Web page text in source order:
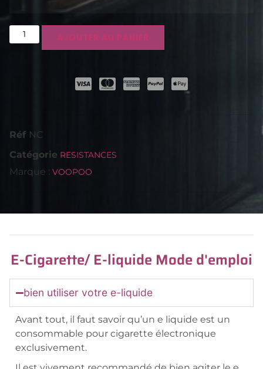
AJOUTER AU PANIER
Réf NC
Catégorie RESISTANCES
Marque : VOOPOO
E-Cigarette/ E-liquide Mode d'emploi
bien utiliser votre e-liquide
Avant tout, il faut savoir qu’un e liquide est un
consommable pour cigarette électronique
exclusivement.